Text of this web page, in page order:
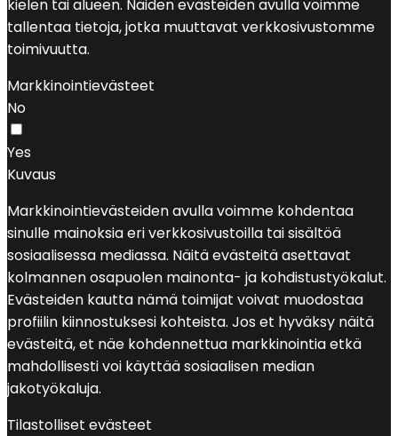
kielen tai alueen. Näiden evästeiden avulla voimme
tallentaa tietoja, jotka muuttavat verkkosivustomme
toimivuutta.
Markkinointievästeet
No
Yes
Kuvaus
Markkinointievästeiden avulla voimme kohdentaa
sinulle mainoksia eri verkkosivustoilla tai sisältöä
sosiaalisessa mediassa. Näitä evästeitä asettavat
kolmannen osapuolen mainonta- ja kohdistustyökalut.
Evästeiden kautta nämä toimijat voivat muodostaa
profiilin kiinnostuksesi kohteista. Jos et hyväksy näitä
evästeitä, et näe kohdennettua markkinointia etkä
mahdollisesti voi käyttää sosiaalisen median
jakotyökaluja.
Tilastolliset evästeet